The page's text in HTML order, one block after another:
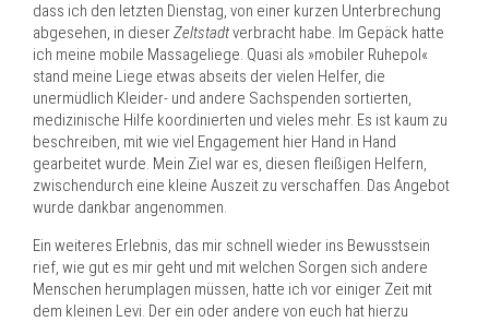
dass ich den letzten Dienstag, von einer kurzen Unterbrechung
abgesehen, in dieserZeltstadtverbracht habe. Im Gepäck hatte
ich meine mobile Massageliege. Quasi als »mobiler Ruhepol«
stand meine Liege etwas abseits der vielen Helfer, die
unermüdlich Kleider- und andere Sachspenden sortierten,
medizinische Hilfe koordinierten und vieles mehr. Es ist kaum zu
beschreiben, mit wie viel Engagement hier Hand in Hand
gearbeitet wurde. Mein Ziel war es, diesen fleißigen Helfern,
zwischendurch eine kleine Auszeit zu verschaffen. Das Angebot
wurde dankbar angenommen.
Ein weiteres Erlebnis, das mir schnell wieder ins Bewusstsein
rief, wie gut es mir geht und mit welchen Sorgen sich andere
Menschen herumplagen müssen, hatte ich vor einiger Zeit mit
dem kleinen Levi. Der ein oder andere von euch hat hierzu